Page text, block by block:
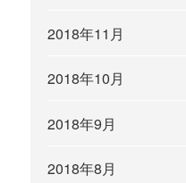
2018年11月
2018年10月
2018年9月
2018年8月